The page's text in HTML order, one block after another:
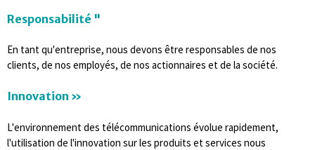
Responsabilité "
En tant qu'entreprise, nous devons être responsables de nos
clients, de nos employés, de nos actionnaires et de la société.
Innovation »
L'environnement des télécommunications évolue rapidement,
l'utilisation de l'innovation sur les produits et services nous